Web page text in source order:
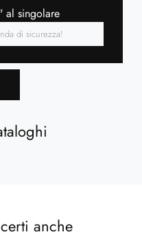
al singolare
anche